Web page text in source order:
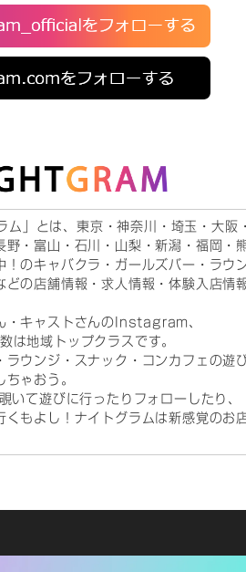
ム」とは、東京・神奈川・埼玉・大阪
野・富山・石川・山梨・新潟・福岡・
！のキャバクラ・ガールズバー・ラウ
どの店舗情報・求人情報・体験入店情
・キャストさんのInstagram、
地域トップクラスです。
ラウンジ・スナック・コンカフェの遊
ゃおう。
いて遊びに行ったりフォローしたり、
くもよし！ナイトグラムは新感覚のお